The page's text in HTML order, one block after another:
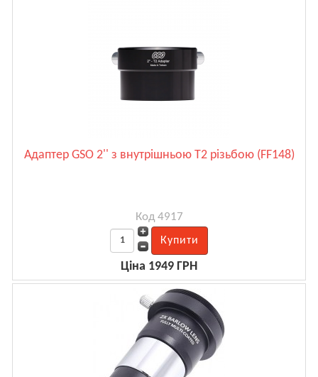
Адаптер GSO 2'' з внутрішньою Т2 різьбою (FF148)
Код 4917
Ціна 1949 ГРН